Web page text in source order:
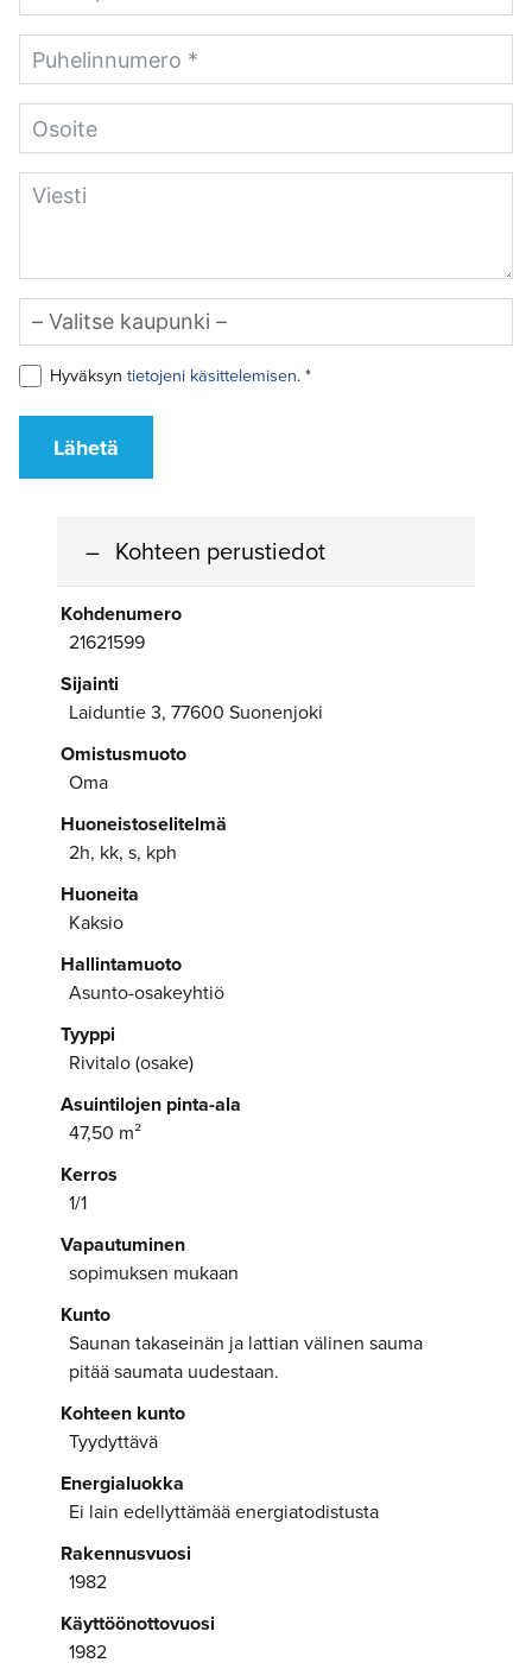
Hyväksyn tietojeni käsittelemisen. *
Lähetä
Kohteen perustiedot
Kohdenumero
21621599
Sijainti
Laiduntie 3, 77600 Suonenjoki
Omistusmuoto
Oma
Huoneistoselitelmä
2h, kk, s, kph
Huoneita
Kaksio
Hallintamuoto
Asunto-osakeyhtiö
Tyyppi
Rivitalo (osake)
Asuintilojen pinta-ala
47,50 m²
Kerros
1/1
Vapautuminen
sopimuksen mukaan
Kunto
Saunan takaseinän ja lattian välinen sauma
pitää saumata uudestaan.
Kohteen kunto
Tyydyttävä
Energialuokka
Ei lain edellyttämää energiatodistusta
Rakennusvuosi
1982
Käyttöönottovuosi
1982